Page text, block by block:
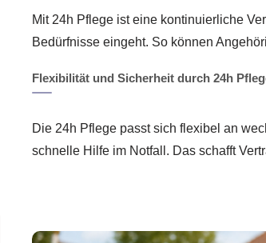
Mit 24h Pflege ist eine kontinuierliche
Bedürfnisse eingeht. So können
Flexibilität und Sicherheit durch 24h
Die 24h Pflege passt sich flexibel an
schnelle Hilfe im Notfall. Das schafft